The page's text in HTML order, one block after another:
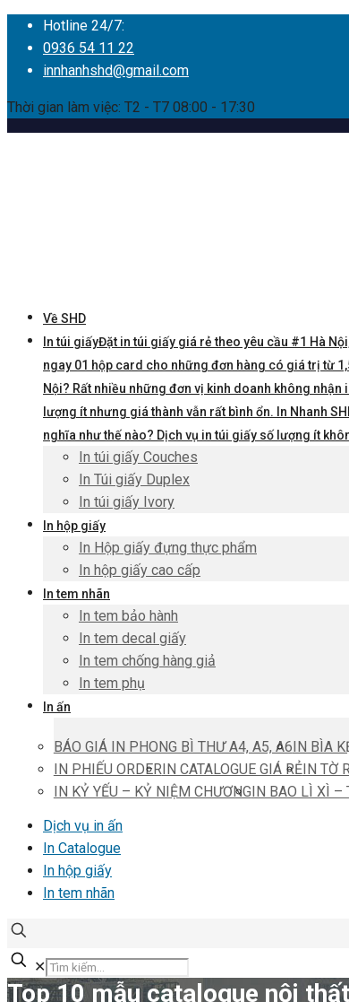
Hotline 24/7:
0936 54 11 22
innhanhshd@gmail.com
Thời gian làm việc: T2 - T7 08:00 - 17:30
Về SHD
In túi giấyĐặt in túi giấy giá rẻ theo yêu cầu #1 Hà
ngay 01 hộp card cho những đơn hàng có giá trị từ
Nội? Rất nhiều những đơn vị kinh doanh không
lượng ít nhưng giá thành vẫn rất bình ổn. In Nhanh
nghĩa như thế nào? Dịch vụ in túi giấy số lượng ít
In túi giấy Couches
In Túi giấy Duplex
In túi giấy Ivory
In hộp giấy
In Hộp giấy đựng thực phẩm
In hộp giấy cao cấp
In tem nhãn
In tem bảo hành
In tem decal giấy
In tem chống hàng giả
In tem phụ
In ấn
BÁO GIÁ IN PHONG BÌ THƯ A4, A5, A6IN BÌA
IN PHIẾU ORDERIN CATALOGUE GIÁ RẺIN TỜ
IN KỶ YẾU – KỶ NIỆM CHƯƠNGIN BAO LÌ XÌ –
Dịch vụ in ấn
In Catalogue
In hộp giấy
In tem nhãn
✕
Top 10 mẫu catalogue nội